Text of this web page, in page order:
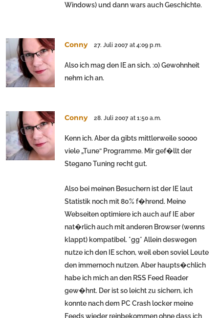
Windows) und dann wars auch Geschichte.
Conny 27. Juli 2007 at 4:09 p.m.
Also ich mag den IE an sich. :o) Gewohnheit
nehm ich an.
Conny 28. Juli 2007 at 1:50 a.m.
Kenn ich. Aber da gibts mittlerweile soooo
viele „Tune“ Programme. Mir gef�llt der
Stegano Tuning recht gut.
Also bei meinen Besuchern ist der IE laut
Statistik noch mit 80% f�hrend. Meine
Webseiten optimiere ich auch auf IE aber
nat�rlich auch mit anderen Browser (wenns
klappt) kompatibel. *gg* Allein deswegen
nutze ich den IE schon, weil eben soviel Leute
den immernoch nutzen. Aber haupts�chlich
habe ich mich an den RSS Feed Reader
gew�hnt. Der ist so leicht zu sichern, ich
konnte nach dem PC Crash locker meine
Feeds wieder reinbekommen ohne dass ich